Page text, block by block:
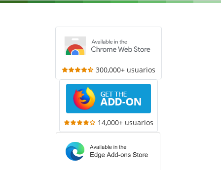
300,000+ usuarios
14,000+ usuarios